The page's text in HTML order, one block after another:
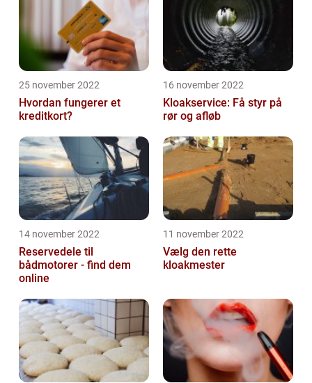
25 november 2022
Hvordan fungerer et
kreditkort?
16 november 2022
Kloakservice: Få styr på
rør og afløb
14 november 2022
Reservedele til
bådmotorer - find dem
online
11 november 2022
Vælg den rette
kloakmester